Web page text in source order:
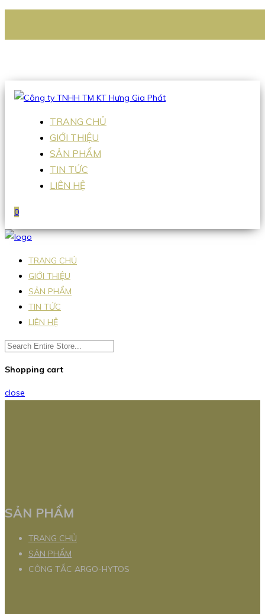
Hotline:0938 336 079
TRANG CHỦ
GIỚI THIỆU
SẢN PHẨM
TIN TỨC
LIÊN HỆ
0
TRANG CHỦ
GIỚI THIỆU
SẢN PHẨM
TIN TỨC
LIÊN HỆ
Shopping cart
close
SẢN PHẨM
TRANG CHỦ
SẢN PHẨM
CÔNG TẮC ARGO-HYTOS